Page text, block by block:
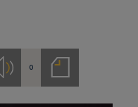
Audios
0
Notas
de